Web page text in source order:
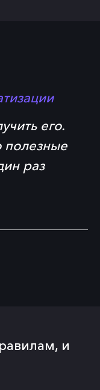
его.
полезные
раз
и